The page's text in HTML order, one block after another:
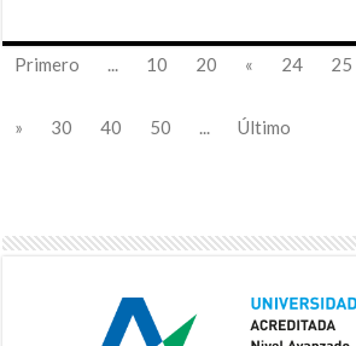
Primero ... 10 20 « 24 25
»
30 40 50 ... Último